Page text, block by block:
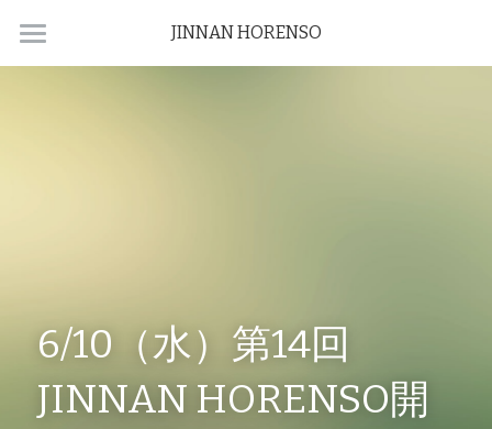
JINNAN HORENSO
HOME
6/10（水）第14回
JINNAN HORENSO開